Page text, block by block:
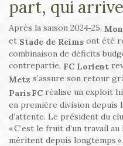
part, qui arrive
Après la saison 2024‑25,
et Stade de Reims ont été
combinaison de déficits
contrepartie, FC Lorient
Metz s’assure son retour
Paris FC réalise un exploit
en première division depuis
d’attente. Le président du
« C’est le fruit d’un travail
méritent depuis longtemps ».